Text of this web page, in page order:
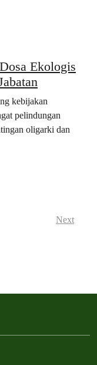
Ekologis
kebijakan
pelindungan
oligarki dan
Next